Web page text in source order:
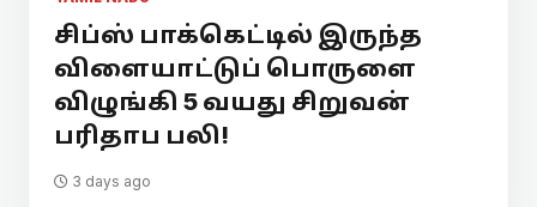
சிப்ஸ் பாக்கெட்டில் இருந்த
விளையாட்டுப் பொருளை
விழுங்கி 5 வயது சிறுவன்
பரிதாப பலி!
3 days ago